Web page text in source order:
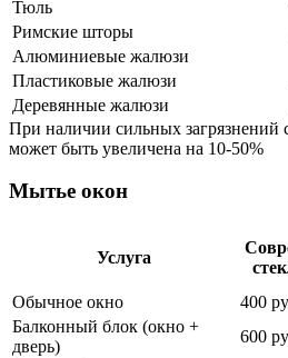
Тюль
Римские шторы
Алюминиевые жалюзи
Пластиковые жалюзи
Деревянные жалюзи
При наличии сильных загрязнений
может быть увеличена на 10-50%
Мытье окон
Услуга
Обычное окно
400
Балконный блок (окно +
дверь)
600